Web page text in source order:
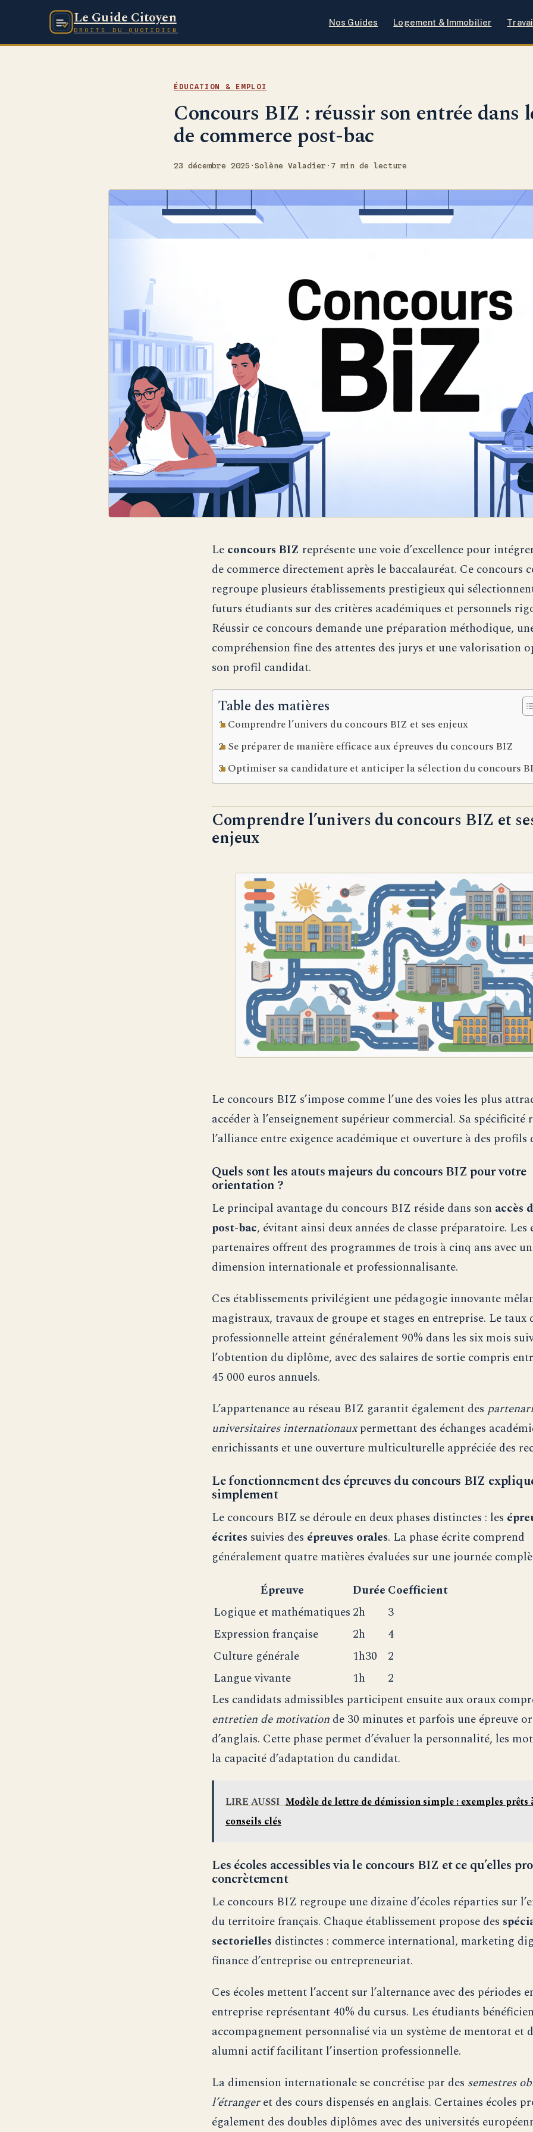
Le Guide Citoyen
DROITS DU QUOTIDIEN
Nos Guides Logement & Immobilier
ÉDUCATION & EMPLOI
Concours BIZ : réussir son entrée dans
de commerce post-bac
23 décembre 2025 ·Solène Valadier · 7 min de lecture
Le concours BIZ représente une voie d’excellence pour
de commerce directement après le baccalauréat. Ce concours
regroupe plusieurs établissements prestigieux qui
futurs étudiants sur des critères académiques et personnels
Réussir ce concours demande une préparation méthodique,
compréhension fine des attentes des jurys et une valorisation
son profil candidat.
Table des matières
Comprendre l’univers du concours BIZ et ses enjeux
Se préparer de manière efficace aux épreuves du concours BIZ
Optimiser sa candidature et anticiper la sélection du concours
Comprendre l’univers du concours BIZ et
enjeux
Le concours BIZ s’impose comme l’une des voies les plus
accéder à l’enseignement supérieur commercial. Sa spécificité
l’alliance entre exigence académique et ouverture à des profils
Quels sont les atouts majeurs du concours BIZ pour votre
orientation ?
Le principal avantage du concours BIZ réside dans son accès
post-bac, évitant ainsi deux années de classe préparatoire. Les
partenaires offrent des programmes de trois à cinq ans avec
dimension internationale et professionnalisante.
Ces établissements privilégient une pédagogie innovante
magistraux, travaux de groupe et stages en entreprise. Le taux
professionnelle atteint généralement 90% dans les six mois
l’obtention du diplôme, avec des salaires de sortie compris
45 000 euros annuels.
L’appartenance au réseau BIZ garantit également des
universitaires internationauxpermettant des échanges
enrichissants et une ouverture multiculturelle appréciée des
Le fonctionnement des épreuves du concours BIZ
simplement
Le concours BIZ se déroule en deux phases distinctes : les
écrites suivies des épreuves orales. La phase écrite comprend
généralement quatre matières évaluées sur une journée
Épreuve
Durée Coefficient
Logique et mathématiques 2h
3
Expression française
2h
4
Culture générale
1h30
2
Langue vivante
1h
2
Les candidats admissibles participent ensuite aux oraux
entretien de motivation de 30 minutes et parfois une épreuve
d’anglais. Cette phase permet d’évaluer la personnalité, les
la capacité d’adaptation du candidat.
LIRE AUSSI Modèle de lettre de démission simple : exemples prêts
conseils clés
Les écoles accessibles via le concours BIZ et ce qu’elles
concrètement
Le concours BIZ regroupe une dizaine d’écoles réparties sur
du territoire français. Chaque établissement propose des
sectorielles distinctes : commerce international, marketing
finance d’entreprise ou entrepreneuriat.
Ces écoles mettent l’accent sur l’alternance avec des périodes
entreprise représentant 40% du cursus. Les étudiants
accompagnement personnalisé via un système de mentorat et
alumni actif facilitant l’insertion professionnelle.
La dimension internationale se concrétise par des semestres
l’étrangeret des cours dispensés en anglais. Certaines écoles
également des doubles diplômes avec des universités